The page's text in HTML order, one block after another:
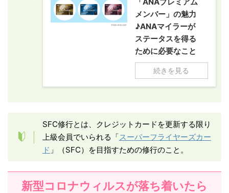
メンバー」の魅力
♪ANAマイラーが
ステータスを得る
ために必要なこと
続きを見る
SFC修行とは、クレジットカードを更新する限り
上級会員でいられる「スーパーフライヤーズカー
ド 」（SFC）を目指すための修行のこと。
新型コロナウィルスが落ち着いたら